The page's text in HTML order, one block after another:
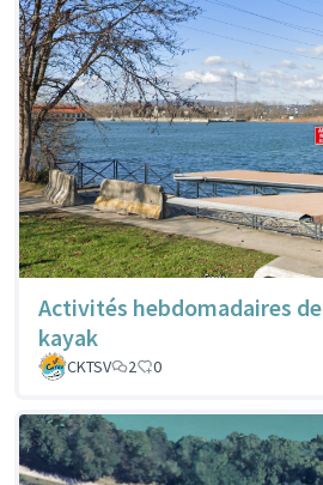
Activités hebdomadaires de
kayak
CKTSV
2 0